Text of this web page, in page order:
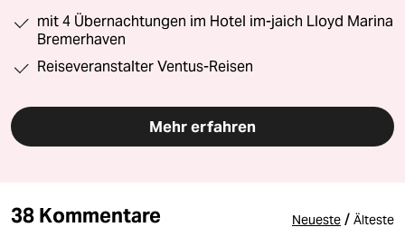
mit 4 Übernachtungen im Hotel im-jaich Lloyd Marina
Bremerhaven
Reiseveranstalter Ventus-Reisen
Mehr erfahren
38 Kommentare Neueste / Älteste